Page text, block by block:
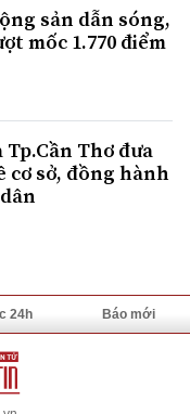
sản dẫn sóng,
mốc 1.770 điểm
Thơ đưa
cơ sở, đồng hành
24h Báo mới